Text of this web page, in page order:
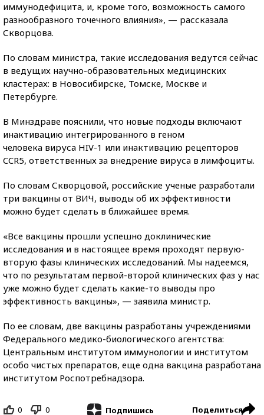
иммунодефицита, и, кроме того, возможность самого
разнообразного точечного влияния», — рассказала
Скворцова.
По словам министра, такие исследования ведутся сейчас
в ведущих научно-образовательных медицинских
кластерах: в Новосибирске, Томске, Москве и
Петербурге.
В Минздраве пояснили, что новые подходы включают
инактивацию интегрированного в геном
человека вируса HIV-1 или инактивацию рецепторов
CCR5, ответственных за внедрение вируса в лимфоциты.
По словам Скворцовой, российские ученые разработали
три вакцины от ВИЧ, выводы об их эффективности
можно будет сделать в ближайшее время.
«Все вакцины прошли успешно доклинические
исследования и в настоящее время проходят первую-
вторую фазы клинических исследований. Мы надеемся,
что по результатам первой-второй клинических фаз у нас
уже можно будет сделать какие-то выводы про
эффективность вакцины», — заявила министр.
По ее словам, две вакцины разработаны учреждениями
Федерального медико-биологического агентства:
Центральным институтом иммунологии и институтом
особо чистых препаратов, еще одна вакцина разработана
институтом Роспотребнадзора.
0 0 Подпишись Поделиться